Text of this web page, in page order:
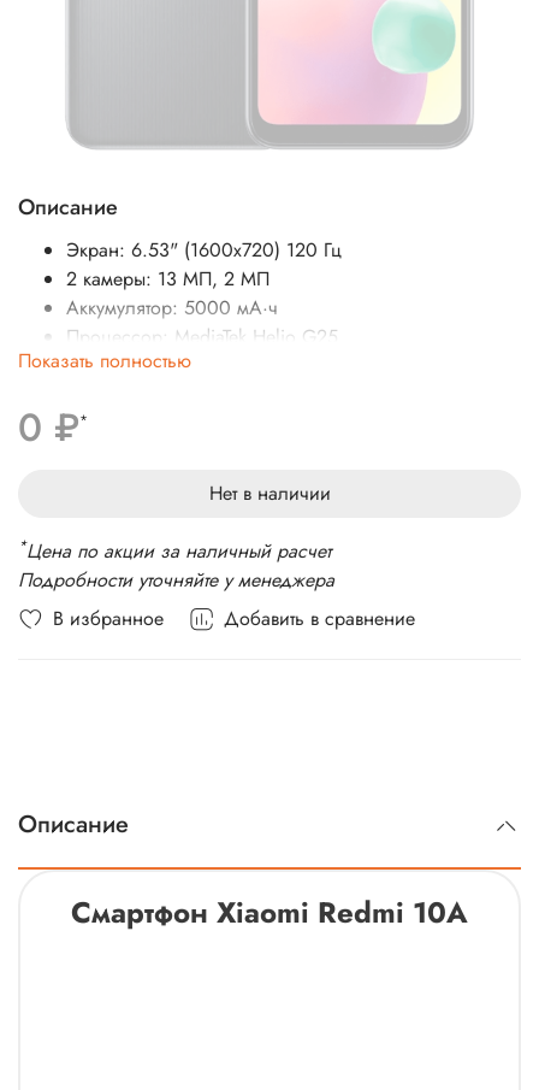
В избранное Добавить в сравнение
Описание
Экран: 6.53" (1600x720) 120 Гц
2 камеры: 13 МП, 2 МП
Аккумулятор: 5000 мА·ч
Процессор: MediaTek Helio G25
SIM-карты: 2 (nano SIM)
Беспроводные интерфейсы: Bluetooth, Wi-Fi
Показать полностью
0 ₽*
Нет в наличии
*Цена по акции за наличный расчет
Подробности уточняйте у менеджера
Описание
Смартфон Xiaomi Redmi 10A